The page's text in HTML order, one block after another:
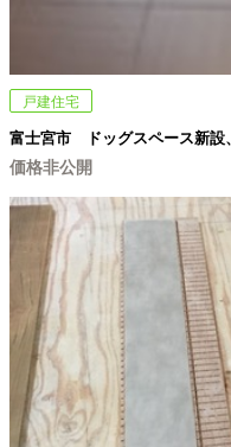
戸建住宅
富士宮市 ドッグスペース新設
価格非公開